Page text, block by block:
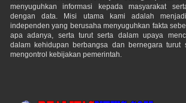
menyuguhkan informasi kepada masyarakat
dengan data. Misi utama kami adalah
independen yang berusaha menyuguhkan fakta
apa adanya, serta turut serta dalam upaya
dalam kehidupan berbangsa dan bernegara turut
mengontrol kebijakan pemerintah.